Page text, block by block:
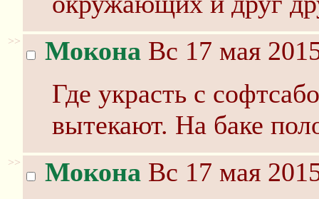
>> Мокона Вс 17 мая
Где украсть с
вытекают. На баке
>> Мокона Вс 17 мая